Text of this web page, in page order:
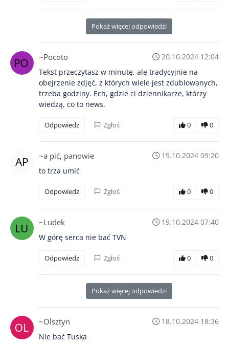
Pokaż więcej odpowiedzi
~Pocoto
20.10.2024 12:04
Tekst przeczytasz w minutę, ale tradycyjnie na
obejrzenie zdjęć, z których wiele jest zdublowanych,
trzeba godziny. Ech, gdzie ci dziennikarze, którzy
wiedzą, co to news.
Odpowiedz Zgłoś 0 0
~a pić, panowie
19.10.2024 09:20
to trza umić
Odpowiedz Zgłoś 0 0
~Ludek
19.10.2024 07:40
W górę serca nie bać TVN
Odpowiedz Zgłoś 0 0
Pokaż więcej odpowiedzi
~Olsztyn
18.10.2024 18:36
Nie bać Tuska